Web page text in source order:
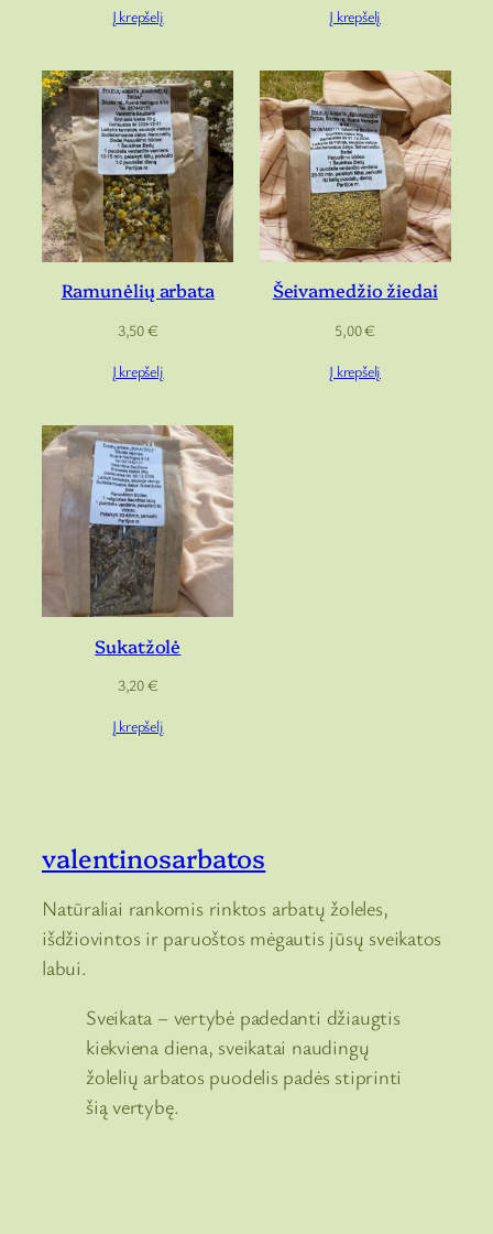
Į krepšelį
Į krepšelį
Ramunėlių arbata
3,50€
Į krepšelį
Šeivamedžio žiedai
5,00€
Į krepšelį
Sukatžolė
3,20€
Į krepšelį
valentinosarbatos
Natūraliai rankomis rinktos arbatų žoleles,
išdžiovintos ir paruoštos mėgautis jūsų sveikatos
labui.
Sveikata – vertybė padedanti džiaugtis
kiekviena diena, sveikatai naudingų
žolelių arbatos puodelis padės stiprinti
šią vertybę.